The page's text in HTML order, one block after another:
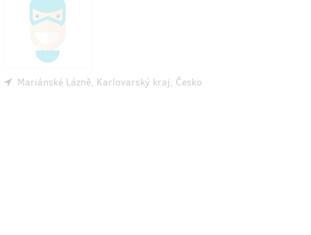
Mariánské Lázně, Karlovarský kraj, Česko